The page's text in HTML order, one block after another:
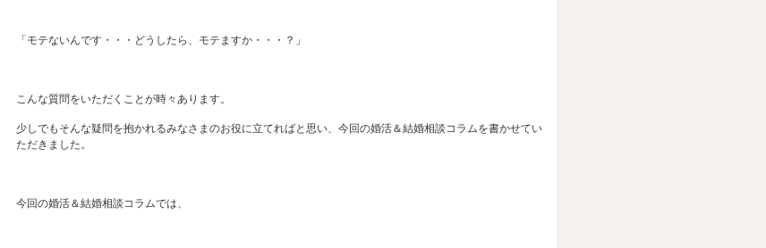
「モテないんです・・・どうしたら、モテますか・・・？」
こんな質問をいただくことが時々あります。
少しでもそんな疑問を抱かれるみなさまのお役に立てればと思い、今回の婚活＆結婚相談コラムを書かせてい
ただきました。
今回の婚活＆結婚相談コラムでは、